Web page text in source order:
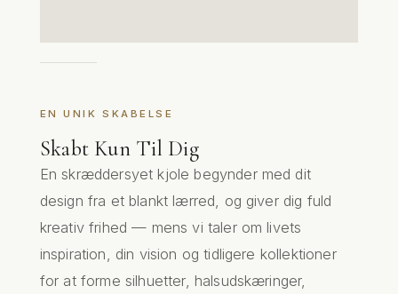
EN UNIK SKABELSE
Skabt Kun Til Dig
En skræddersyet kjole begynder med dit
design fra et blankt lærred, og giver dig fuld
kreativ frihed — mens vi taler om livets
inspiration, din vision og tidligere kollektioner
for at forme silhuetter, halsudskæringer,